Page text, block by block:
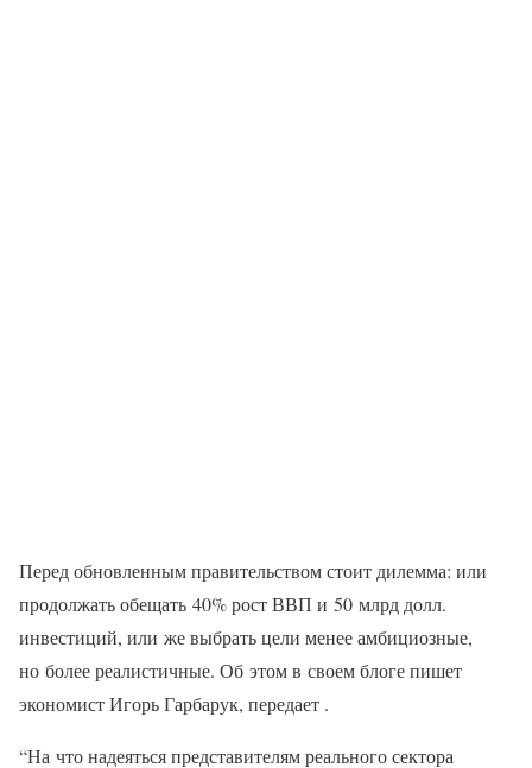
Перед обновленным правительством стоит дилемма: или
продолжать обещать 40% рост ВВП и 50 млрд долл.
инвестиций, или же выбрать цели менее амбициозные,
но более реалистичные. Об этом в своем блоге пишет
экономист Игорь Гарбарук, передает .
“На что надеяться представителям реального сектора